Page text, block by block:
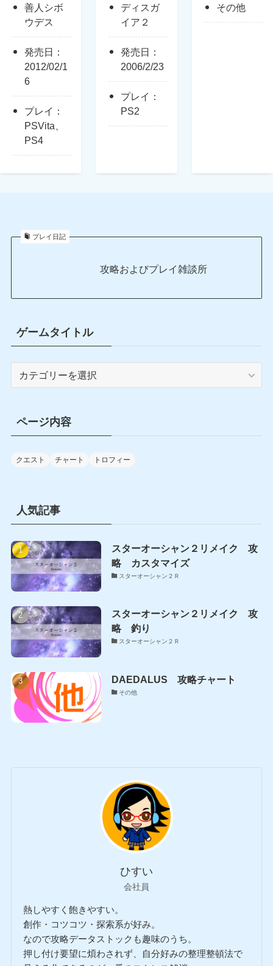
善人シボ
ウデス
発売日：
2012/02/1
6
プレイ：
PSVita、
PS4
ディスガ
イア２
発売日：
2006/2/23
プレイ：
PS2
その他
プレイ日記
攻略およびプレイ雑談所
ゲームタイトル
ル
ページ内容
クエスト チャート トロフィー
人気記事
スターオーシャン２リメイク 攻
略 カスタマイズ
スターオーシャン２Ｒ
スターオーシャン２リメイク 攻
略 釣り
スターオーシャン２Ｒ
DAEDALUS 攻略チャート
その他
ひすい
会社員
熱しやすく飽きやすい。
創作・コツコツ・探索系が好み。
なので攻略データストックも趣味のうち。
押し付け要望に煩わされず、自分好みの整理整頓法で